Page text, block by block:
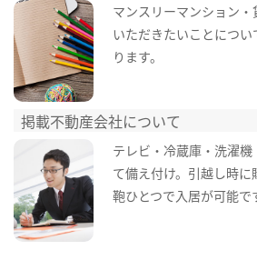
マンスリーマンション
いただきたいことにつ
ります。
掲載不動産会社について
テレビ・冷蔵庫・洗濯
て備え付け。引越し時
鞄ひとつで入居が可能で